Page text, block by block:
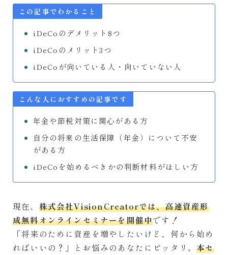
この記事でわかること
iDeCoのデメリット8つ
iDeCoのメリット3つ
iDeCoが向いている人・向いていない人
こんな人におすすめの記事です
年金や節税対策に関心がある方
自分の将来の生活保障（年金）について不安
がある方
iDeCoを始めるべきかの判断材料がほしい方
現在、 株式会社VisionCreatorでは、高速資産形
成無料オンラインセミナーを開催中です！
「将来のために資産を増やしたいけど、何から始め
ればいいの？」とお悩みのあなたにピッタリ。本セ